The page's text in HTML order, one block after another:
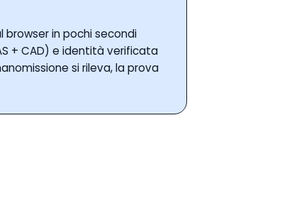
browser in pochi secondi
+ CAD) e identità verificata
si rileva, la prova